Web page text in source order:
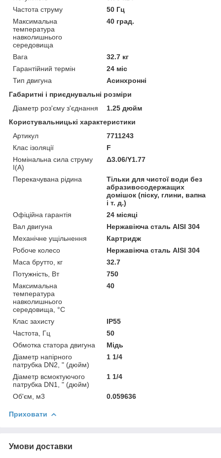
Частота струму
50 Гц
Максимальна
температура
навколишнього
середовища
40 град.
Вага
32.7 кг
Гарантійний термін
24 міс
Тип двигуна
Асинхронні
Габаритні і приєднувальні розміри
Діаметр роз'єму з'єднання
1.25 дюйм
Користувальницькі характеристики
Артикул
7711243
Клас ізоляції
F
Номінальна сила струму
I(А)
Δ3.06/Y1.77
Перекачувана рідина
Тільки для чистої води без
абразивосодержащих
домішок (піску, глини, вапна
і т. д.)
Офіційна гарантія
24 місяці
Вал двигуна
Нержавіюча сталь AISI 304
Механічне ущільнення
Картридж
Робоче колесо
Нержавіюча сталь AISI 304
Маса брутто, кг
32.7
Потужність, Вт
750
Максимальна
температура
навколишнього
середовища, °C
40
Клас захисту
IP55
Частота, Гц
50
Обмотка статора двигуна
Мідь
Діаметр напірного
патрубка DN2, " (дюйм)
1 1/4
Діаметр всмоктуючого
патрубка DN1, " (дюйм)
1 1/4
Об'єм, м3 0.059636
Приховати
Умови доставки